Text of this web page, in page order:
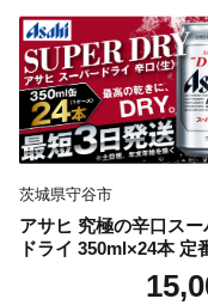
セット 詰め合わせ カ
ソーダ割り アルコー
ク ソーダ ジントニッ
茨城県守谷市
アサヒ 究極の辛口スー
ドライ 350ml×24本 定
ル 缶ビール 酒 お酒 ア